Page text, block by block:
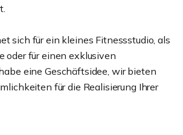
sich für ein kleines Fitnessstudio, als
oder für einen exklusiven
eine Geschäftsidee, wir bieten
für die Realisierung Ihrer